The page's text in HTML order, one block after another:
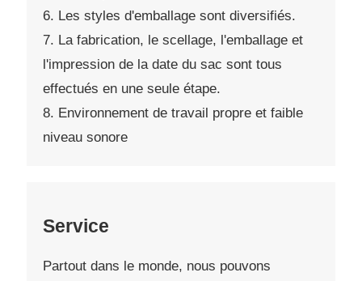
6. Les styles d'emballage sont diversifiés.
7. La fabrication, le scellage, l'emballage et
l'impression de la date du sac sont tous
effectués en une seule étape.
8. Environnement de travail propre et faible
niveau sonore
Service
Partout dans le monde, nous pouvons